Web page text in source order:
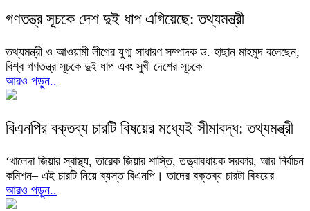
গণতন্ত্র সূচকে দেশ দুই ধাপ এগিয়েছে: তথ্যমন্ত্রী
তথ্যমন্ত্রী ও আওয়ামী লীগের যুগ্ম সাধারণ সম্পাদক ড. হাছান মাহমুদ বলেছেন,
বিশ্ব গণতন্ত্র সূচকে দুই ধাপ এবং সুখী দেশের সূচকে
আরও পড়ুন..
বিএনপির বক্তব্য চারটি বিষয়ের মধ্যেই সীমাবদ্ধ: তথ্যমন্ত্রী
‘খালেদা জিয়ার স্বাস্থ্য, তারেক জিয়ার শাস্তি, তত্ত্বাবধায়ক সরকার, আর নির্বাচন
কমিশন­– এই চারটি নিয়ে ব্যস্ত বিএনপি। তাদের বক্তব্য চারটা বিষয়ের
আরও পড়ুন..